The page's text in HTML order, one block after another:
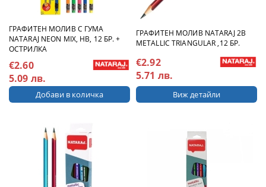
ГРАФИТЕН МОЛИВ С ГУМА
NATARAJ NEON MIX, HB, 12 БР. +
ОСТРИЛКА
€2.60
5.09 лв.
ГРАФИТЕН МОЛИВ NATARAJ 2B
METALLIC TRIANGULAR ,12 БР.
€2.92
5.71 лв.
Виж детайли